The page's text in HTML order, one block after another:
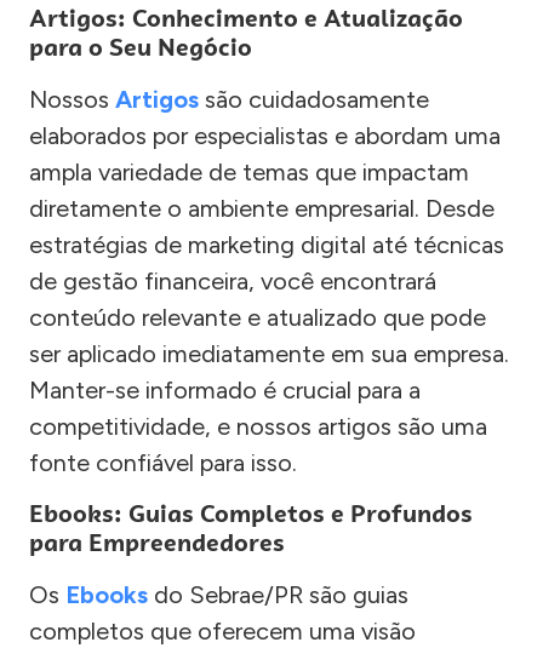
Artigos: Conhecimento e Atualização
para o Seu Negócio
Nossos Artigos são cuidadosamente
elaborados por especialistas e abordam uma
ampla variedade de temas que impactam
diretamente o ambiente empresarial. Desde
estratégias de marketing digital até técnicas
de gestão financeira, você encontrará
conteúdo relevante e atualizado que pode
ser aplicado imediatamente em sua empresa.
Manter-se informado é crucial para a
competitividade, e nossos artigos são uma
fonte confiável para isso.
Ebooks: Guias Completos e Profundos
para Empreendedores
Os Ebooks do Sebrae/PR são guias
completos que oferecem uma visão